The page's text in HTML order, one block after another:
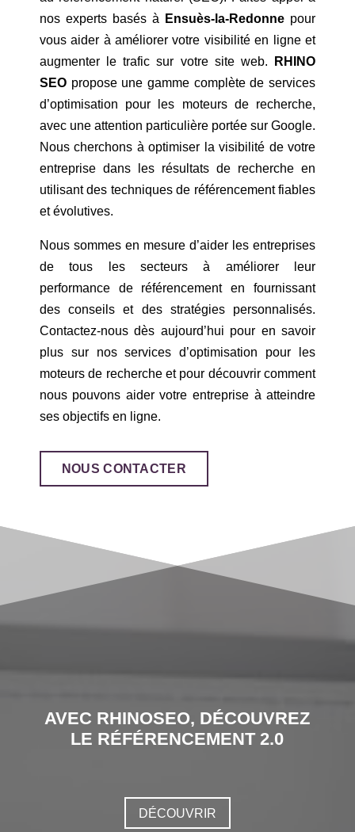
nos experts basés à
Ensuès-la-Redonne pour
vous aider à améliorer votre visibilité en ligne et
augmenter le trafic sur votre site web.
RHINO
SEOpropose une gamme complète de services
d’optimisation pour les moteurs de recherche,
avec une attention particulière portée sur Google.
Nous cherchons à optimiser la visibilité de votre
entreprise dans les résultats de recherche en
utilisant des techniques de référencement fiables
et évolutives.
Nous sommes en mesure d’aider les entreprises
de tous les secteurs à améliorer leur
performance de référencement en fournissant
des conseils et des stratégies personnalisés.
Contactez-nous dès aujourd’hui pour en savoir
plus sur nos services d’optimisation pour les
moteurs de recherche et pour découvrir comment
nous pouvons aider votre entreprise à atteindre
ses objectifs en ligne.
NOUS CONTACTER
AVEC RHINOSEO, DÉCOUVREZ
LE RÉFÉRENCEMENT 2.0
DÉCOUVRIR